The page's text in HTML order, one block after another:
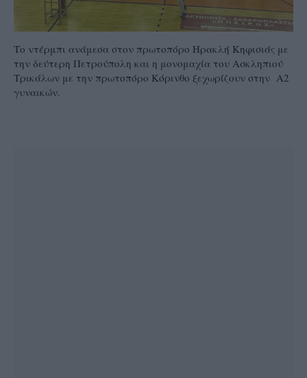
Το ντέρμπι ανάμεσα στον πρωτοπόρο Ηρακλή Κηφισιάς με
την δεύτερη Πετρούπολη και η μονομαχία του Ασκληπιού
Τρικάλων με την πρωτοπόρο Κόρινθο ξεχωρίζουν στην Α2
γυναικών.